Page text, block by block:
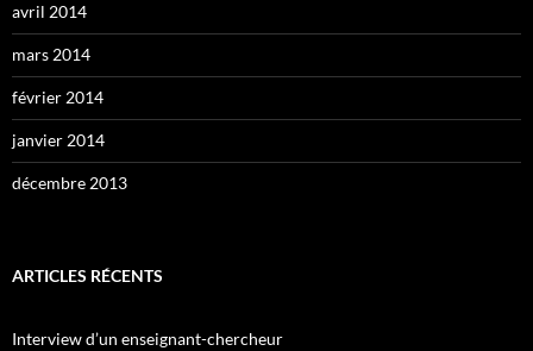
avril 2014
mars 2014
février 2014
janvier 2014
décembre 2013
ARTICLES RÉCENTS
Interview d’un enseignant-chercheur